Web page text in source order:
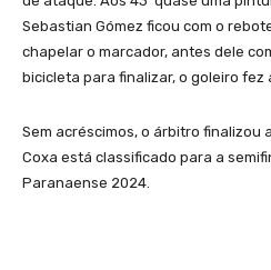
Sebastian Gómez ficou com o
chapelar o marcador, antes dele
bicicleta para finalizar, o goleiro fez
Sem acréscimos, o árbitro finalizou
Coxa está classificado para a
Paranaense 2024.